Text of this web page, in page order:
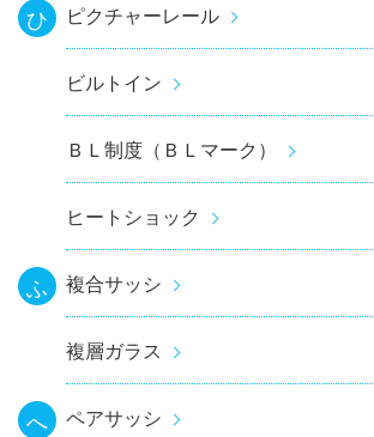
ひ ピクチャーレール
ビルトイン
ＢＬ制度（ＢＬマーク）
ヒートショック
ふ 複合サッシ
複層ガラス
へ ペアサッシ